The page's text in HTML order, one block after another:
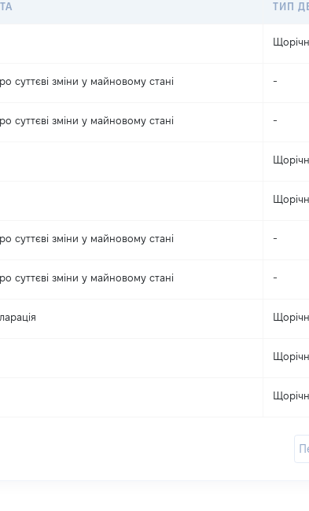
ТИП
суттєві зміни y майновому стані -
суттєві зміни y майновому стані -
суттєві зміни y майновому стані -
суттєві зміни y майновому стані -